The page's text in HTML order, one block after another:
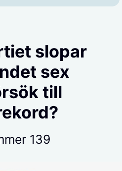
slopar
sex
till
139